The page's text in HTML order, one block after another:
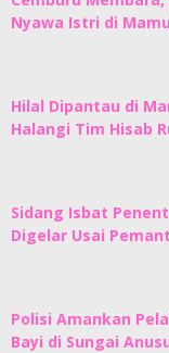
Nyawa Istri di
Hilal Dipantau di
Halangi Tim Hisab
Sidang Isbat
Digelar Usai
Polisi Amankan
Bayi di Sungai